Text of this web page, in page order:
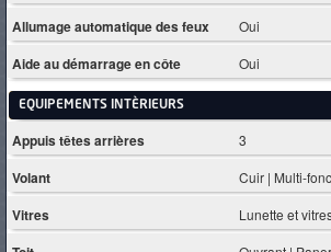
Allumage automatique des feux Oui
Aide au démarrage en côte Oui
EQUIPEMENTS INTÈRIEURS
Appuis têtes arrières 3
Volant Cuir | Multi-
Vitres Lunette et